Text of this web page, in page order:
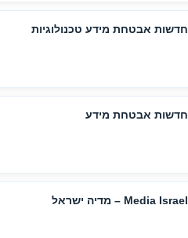
חדשות אבטחת מידע טכנולוגיות
חדשות אבטחת מידע
Media Israel – מדיה ישראל